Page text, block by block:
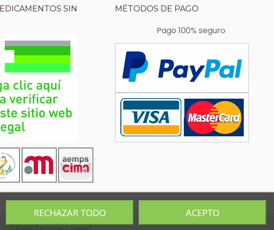
SIN
MÉTODOS DE PAGO
Pago 100% seguro
RECHAZAR TODO ACEPTO